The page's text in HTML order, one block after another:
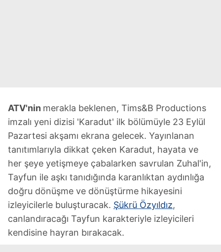
ATV'nin merakla beklenen, Tims&B Productions
imzalı yeni dizisi 'Karadut' ilk bölümüyle 23 Eylül
Pazartesi akşamı ekrana gelecek. Yayınlanan
tanıtımlarıyla dikkat çeken Karadut, hayata ve
her şeye yetişmeye çabalarken savrulan Zuhal'in,
Tayfun ile aşkı tanıdığında karanlıktan aydınlığa
doğru dönüşme ve dönüştürme hikayesini
izleyicilerle buluşturacak. Şükrü Özyıldız,
canlandıracağı Tayfun karakteriyle izleyicileri
kendisine hayran bırakacak.